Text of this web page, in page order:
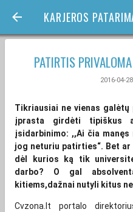
KARJEROS
PATIRTIS
2016-04-
Tikriausiai ne vienas
įprasta girdėti tipiškus
įsidarbinimo: ,,Ai čia
jog neturiu patirties“. Bet
dėl kurios ką tik
darbo? O gal
kitiems,dažnai nutyli kitus
Cvzona.lt portalo